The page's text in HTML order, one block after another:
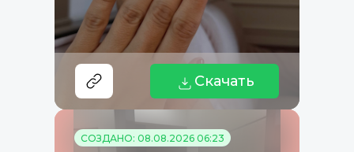
Скачать
СОЗДАНО: 08.08.2026 06:23